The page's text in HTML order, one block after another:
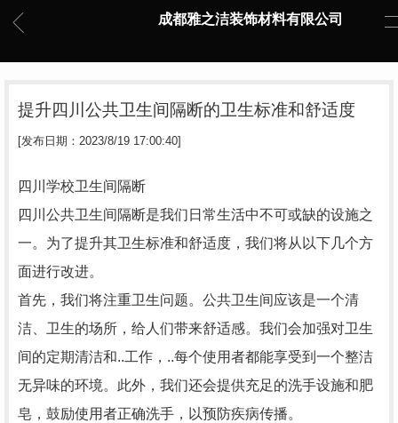
成都雅之洁装饰材料有限公司
提升四川公共卫生间隔断的卫生标准和舒适度
[发布日期：2023/8/19 17:00:40]
四川学校卫生间隔断
四川公共卫生间隔断是我们日常生活中不可或缺的设施之
一。为了提升其卫生标准和舒适度，我们将从以下几个方
面进行改进。
首先，我们将注重卫生问题。公共卫生间应该是一个清
洁、卫生的场所，给人们带来舒适感。我们会加强对卫生
间的定期清洁和..工作，..每个使用者都能享受到一个整洁
无异味的环境。此外，我们还会提供充足的洗手设施和肥
皂，鼓励使用者正确洗手，以预防疾病传播。